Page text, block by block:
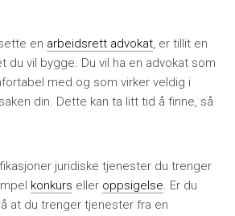
en arbeidsrett advokat, er tillit en
du vil bygge. Du vil ha en advokat som
med og som virker veldig i
din. Dette kan ta litt tid å finne, så
juridiske tjenester du trenger
konkurs eller oppsigelse. Er du
at du trenger tjenester fra en